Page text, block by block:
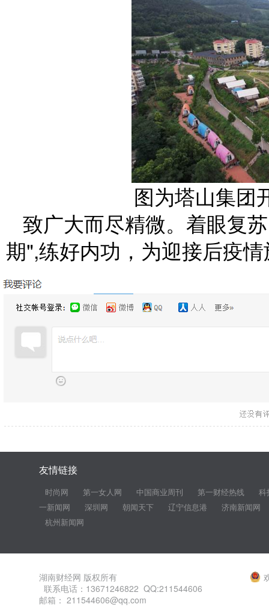
图为塔山集团
致广大而尽精微。着眼复
期",练好内功，为迎接后疫
友情链接
时尚网 第一女人网 中国商业周刊 第一财经热线
科
一新闻网
深圳网 朝闻天下 辽宁信息港
济南新闻网
杭州新闻网
湖南财经网 版权所有
联系电话：13671246822 QQ:211544606
邮箱： 211544606@qq.com